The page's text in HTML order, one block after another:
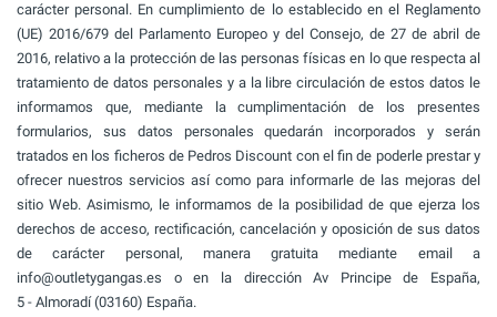
carácter personal. En cumplimiento de lo establecido en el Reglamento
(UE) 2016/679 del Parlamento Europeo y del Consejo, de 27 de abril de
2016, relativo a la protección de las personas físicas en lo que respecta al
tratamiento de datos personales y a la libre circulación de estos datos le
informamos que, mediante la cumplimentación de los presentes
formularios, sus datos personales quedarán incorporados y serán
tratados en los ficheros de Pedros Discount con el fin de poderle prestar y
ofrecer nuestros servicios así como para informarle de las mejoras del
sitio Web. Asimismo, le informamos de la posibilidad de que ejerza los
derechos de acceso, rectificación, cancelación y oposición de sus datos
de carácter personal, manera gratuita mediante email a
info@outletygangas.es o en la dirección Av Principe de España,
5 - Almoradí (03160) España.